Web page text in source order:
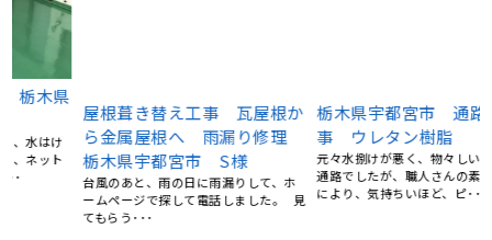
屋根葺き替え工事 瓦屋根か
ら金属屋根へ 雨漏り修理
栃木県宇都宮市 S様
台風のあと、雨の日に雨漏りして、ホ
ームページで探して電話しました。 見
事 ウレタン樹脂
元々水捌けが悪く、物々しい雰囲気の
通路でしたが、職人さんの素早い施工
により、気持ちいほど、ピ･･･